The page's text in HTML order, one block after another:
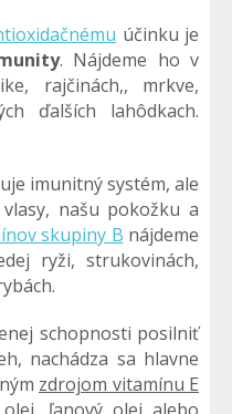
účinku je
. Nájdeme ho v
rajčinách,, mrkve,
ďalších lahôdkach.
imunitný systém, ale
našu pokožku a
skupiny B nájdeme
ryži, strukovinách,
schopnosti posilniť
nachádza sa hlavne
zdrojom vitamínu E